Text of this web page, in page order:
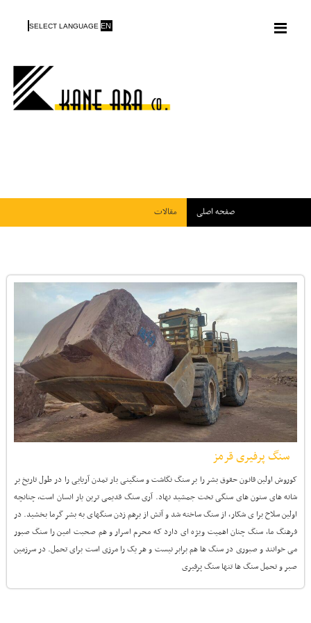
SELECT LANGUAGE EN
صفحه اصلی مقالات
سنگ پرفیری قرمز
کوروش اولین قانون حقوق بشر را بر سنگ نگاشت و سنگینی بار تمدن آریایی را در طول تاریخ بر
شانه های ستون های سنگی تخت جمشید نهاد. آری سنگ قدیمی ترین یار انسان است، چنانچه
اولین سلاح برا ی شکار، از سنگ ساخته شد و آتش از برهم زدن سنگهای به بشر گرما بخشید. در
فرهنگ ما، سنگ چنان اهمیت ویژه ای دارد که محرم اسرار و هم صحبت امین را سنگ صبور
می خوانند و صبوری در سنگ ها هم برابر نیست و هر یک را مرزی است برای تحمل. در سرزمین
صبر و تحمل سنگ ها تنها سنگ پرفیری